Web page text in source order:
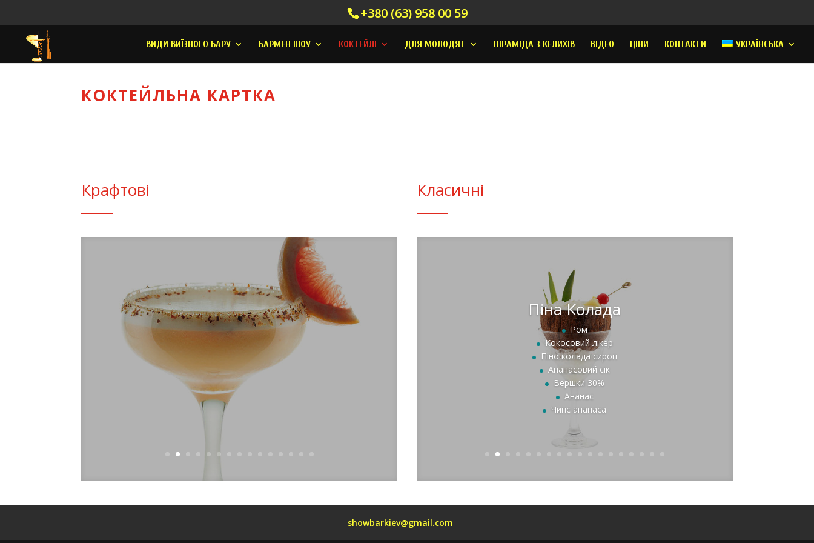
+380 (63) 958 00 59
ВИДИ ВИЇЗНОГО БАРУ БАРМЕН ШОУ КОКТЕЙЛI ДЛЯ МОЛОДЯТ ПІРАМІДА З КЕЛИХІВ ВІДЕО ЦІНИ КОНТАКТИ УКРАЇНСЬКА
КОКТЕЙЛЬНА КАРТКА
Крафтові
Milky Rum
Лимонний фреш
Маракуйя пюре
Апельсиновий сік
Згущене молоко
Бітер журавлина на декор
Класичні
Піна Колада
Ром
Кокосовий лікер
Піно колада сироп
Ананасовий сік
Вершки 30%
Ананас
Чипс ананаса
showbarkiev@gmail.com